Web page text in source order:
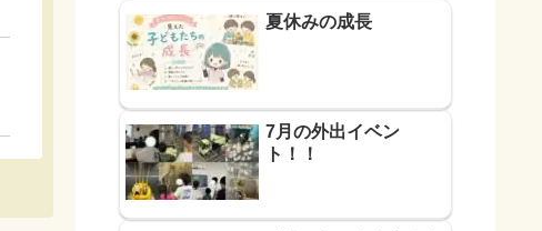
夏休みの成長
7月の外出イベン
ト！！